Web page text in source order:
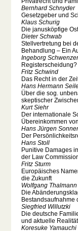
Bernhard Schnyder
Gesetzgeber und
Klaus Schurig
Die janusköpfige
Dieter Schwab
Stellvertretung bei
Behandlung – Ein
Ingeborg
Registerscheidung?
Fritz Schwind
Das Recht in der
Hans Hermann
Über die sog.
skeptischer
Kurt Siehr
Der internationale
Übereinkommen
Hans Jürgen
Der
Hans Stoll
Punitive Damages
der Law
Fritz Sturm
Europäisches
die Zukunft
Wolfgang Thalmann
Die
Bestandsaufnahme
Siegfried Willutzki
Die deutsche
und aktuelle Realität
Koresuke Yamauchi